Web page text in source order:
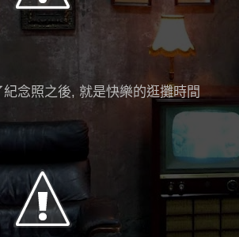
紀念照之後, 就是快樂的逛攤時間